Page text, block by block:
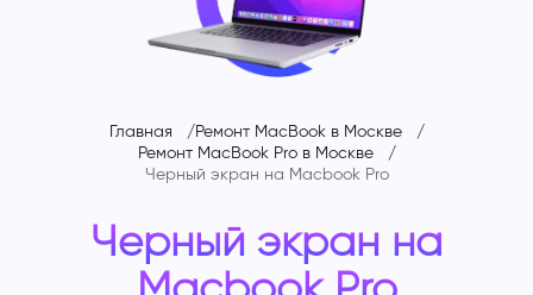
Главная
Ремонт MacBook в Москве
Ремонт MacBook Pro в Москве
Черный экран на Macbook Pro
Черный экран на